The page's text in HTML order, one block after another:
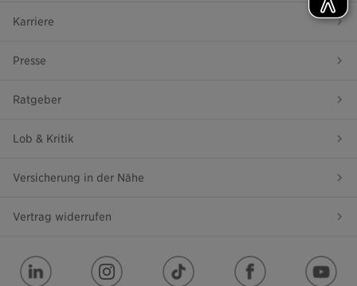
Karriere
Presse
Ratgeber
Lob & Kritik
Versicherung in der Nähe
Vertrag widerrufen